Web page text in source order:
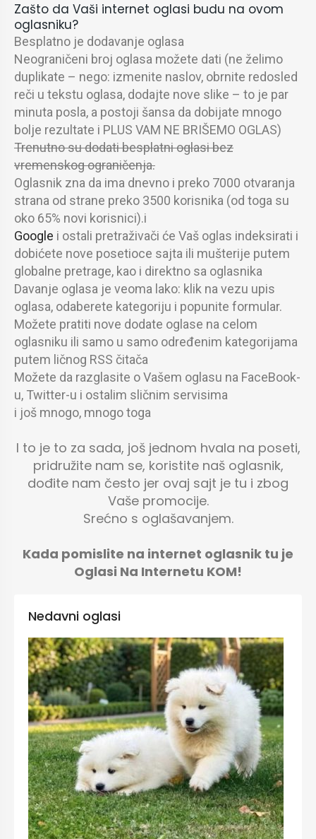
Zašto da Vaši internet oglasi budu na ovom
oglasniku?
Besplatno je dodavanje oglasa
Neograničeni broj oglasa možete dati (ne želimo
duplikate – nego: izmenite naslov, obrnite redosled
reči u tekstu oglasa, dodajte nove slike – to je par
minuta posla, a postoji šansa da dobijate mnogo
bolje rezultate i PLUS VAM NE BRIŠEMO OGLAS)
Trenutno su dodati besplatni oglasi bez
vremenskog ograničenja.
Oglasnik zna da ima dnevno i preko 7000 otvaranja
strana od strane preko 3500 korisnika (od toga su
oko 65% novi korisnici).i
Google i ostali pretraživači će Vaš oglas indeksirati i
dobićete nove posetioce sajta ili mušterije putem
globalne pretrage, kao i direktno sa oglasnika
Davanje oglasa je veoma lako: klik na vezu upis
oglasa, odaberete kategoriju i popunite formular.
Možete pratiti nove dodate oglase na celom
oglasniku ili samo u samo određenim kategorijama
putem ličnog RSS čitača
Možete da razglasite o Vašem oglasu na FaceBook-
u, Twitter-u i ostalim sličnim servisima
i još mnogo, mnogo toga
I to je to za sada, još jednom hvala na poseti,
pridružite nam se, koristite naš oglasnik,
dođite nam često jer ovaj sajt je tu i zbog
Vaše promocije.
Srećno s oglašavanjem.
Kada pomislite na internet oglasnik tu je
Oglasi Na Internetu KOM!
Nedavni oglasi